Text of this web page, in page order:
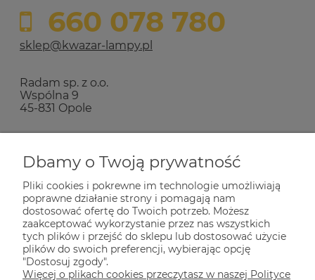
660 078 780
sklep@kwazar-lampy.pl
Radam sp. z o.o.
Wspólna 9
45-831 Opole
Zakupy
Pomoc
Dla Ciebie
Dbamy o Twoją prywatność
Pliki cookies i pokrewne im technologie umożliwiają
poprawne działanie strony i pomagają nam
dostosować ofertę do Twoich potrzeb. Możesz
zaakceptować wykorzystanie przez nas wszystkich
tych plików i przejść do sklepu lub dostosować użycie
plików do swoich preferencji, wybierając opcję
"Dostosuj zgody".
Więcej o plikach cookies przeczytasz w naszej Polityce